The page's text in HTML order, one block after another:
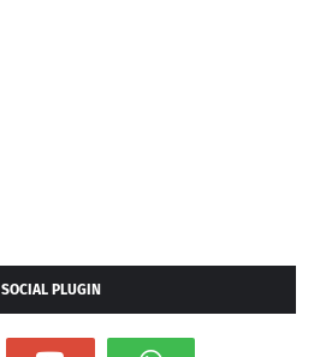
SOCIAL PLUGIN